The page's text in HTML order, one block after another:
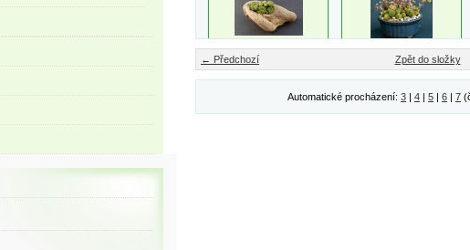
← Předchozí Zpět do složky
Automatické procházení: 3 | 4 | 5 | 6 | 7